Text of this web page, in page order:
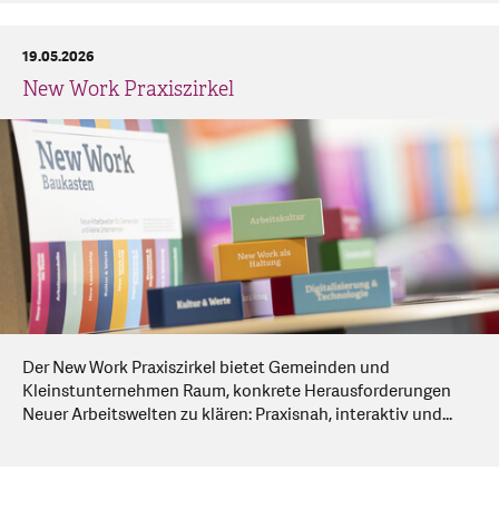
New Work Praxiszirkel
19.05.2026
Der New Work Praxiszirkel bietet Gemeinden und
Kleinstunternehmen Raum, konkrete Herausforderungen
Neuer Arbeitswelten zu klären: Praxisnah, interaktiv und...